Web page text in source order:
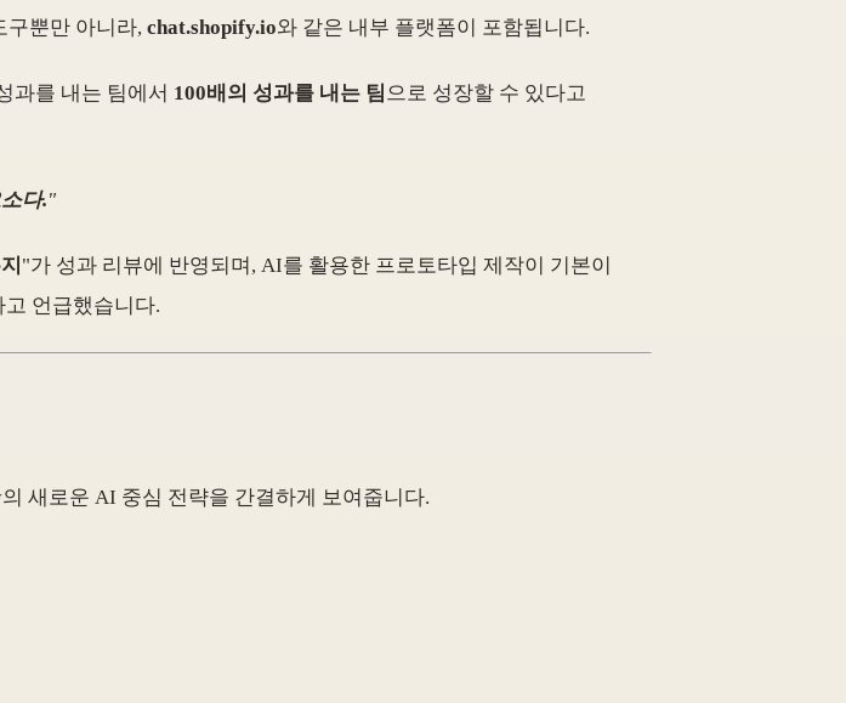
구뿐만 아니라, chat.shopify.io와 같은 내부 플랫폼이 포함됩니다.
과를 내는 팀에서 100배의 성과를 내는 팀으로 성장할 수 있다고
다."
"가 성과 리뷰에 반영되며, AI를 활용한 프로토타입 제작이 기본이
언급했습니다.
새로운 AI 중심 전략을 간결하게 보여줍니다.